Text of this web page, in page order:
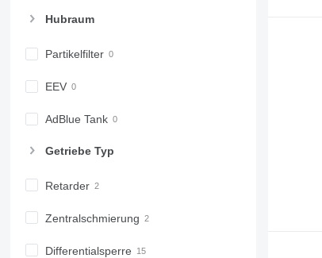
Hubraum
Partikelfilter
EEV
AdBlue Tank
Getriebe Typ
Retarder
Zentralschmierung
Differentialsperre